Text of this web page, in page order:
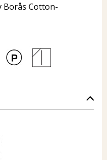
Borås Cotton-